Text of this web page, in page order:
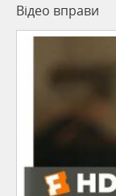
Відео вправи